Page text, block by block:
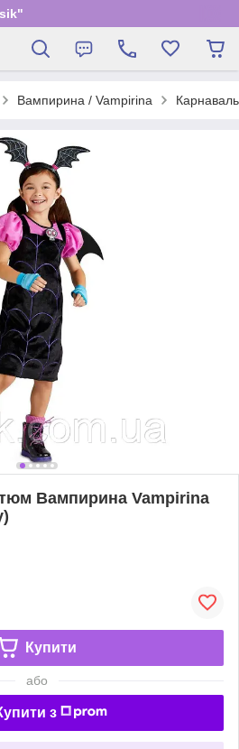
Вампирина / Vampirina
Вампирина Vampirina
Купити
або
з